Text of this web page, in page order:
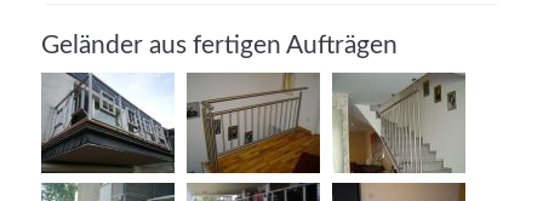
Geländer aus fertigen Aufträgen